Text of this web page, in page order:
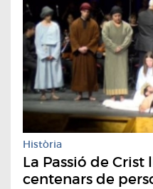
Història
La Passió de
centenars de